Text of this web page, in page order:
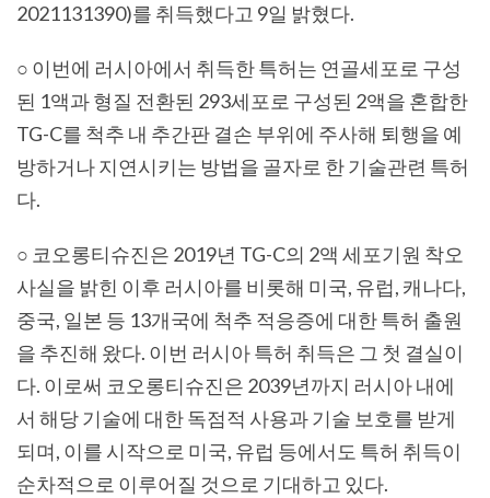
2021131390)를 취득했다고 9일 밝혔다.
○ 이번에 러시아에서 취득한 특허는 연골세포로 구성
된 1액과 형질 전환된 293세포로 구성된 2액을 혼합한
TG-C를 척추 내 추간판 결손 부위에 주사해 퇴행을 예
방하거나 지연시키는 방법을 골자로 한 기술관련 특허
다.
○ 코오롱티슈진은 2019년 TG-C의 2액 세포기원 착오
사실을 밝힌 이후 러시아를 비롯해 미국, 유럽, 캐나다,
중국, 일본 등 13개국에 척추 적응증에 대한 특허 출원
을 추진해 왔다. 이번 러시아 특허 취득은 그 첫 결실이
다. 이로써 코오롱티슈진은 2039년까지 러시아 내에
서 해당 기술에 대한 독점적 사용과 기술 보호를 받게
되며, 이를 시작으로 미국, 유럽 등에서도 특허 취득이
순차적으로 이루어질 것으로 기대하고 있다.